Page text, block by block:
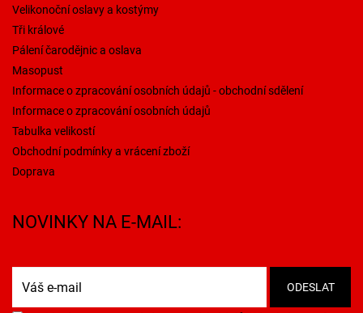
Velikonoční oslavy a kostýmy
Tři králové
Pálení čarodějnic a oslava
Masopust
Informace o zpracování osobních údajů - obchodní sdělení
Informace o zpracování osobních údajů
Tabulka velikostí
Obchodní podmínky a vrácení zboží
Doprava
NOVINKY NA E-MAIL: